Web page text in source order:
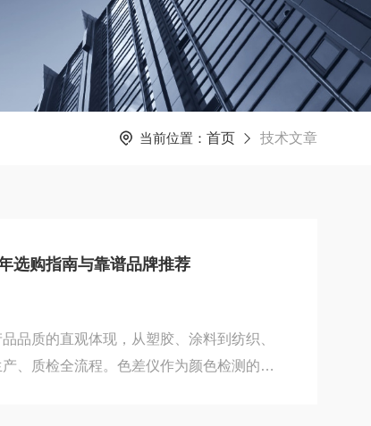
当前位置： 首页 技术文章
选购指南与靠谱品牌推荐
品质的直观体现，从塑胶、涂料到纺织、
、质检全流程。色差仪作为颜色检测的核